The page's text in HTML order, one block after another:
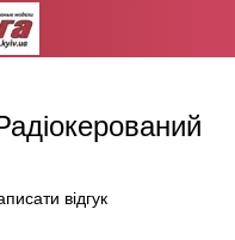
відгук